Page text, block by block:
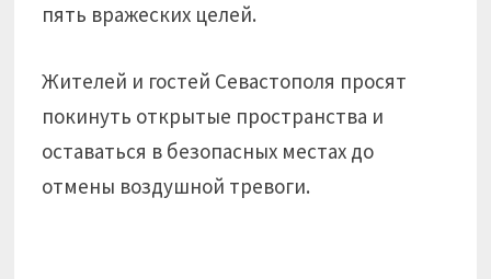
пять вражеских целей.
Жителей и гостей Севастополя просят
покинуть открытые пространства и
оставаться в безопасных местах до
отмены воздушной тревоги.